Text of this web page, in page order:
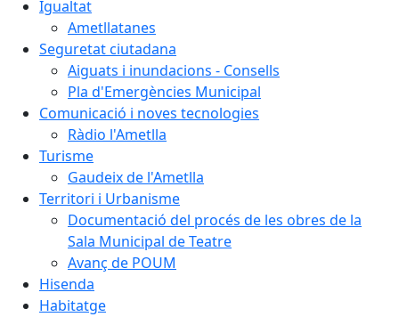
Igualtat
Ametllatanes
Seguretat ciutadana
Aiguats i inundacions - Consells
Pla d'Emergències Municipal
Comunicació i noves tecnologies
Ràdio l'Ametlla
Turisme
Gaudeix de l'Ametlla
Territori i Urbanisme
Documentació del procés de les obres de la
Sala Municipal de Teatre
Avanç de POUM
Hisenda
Habitatge